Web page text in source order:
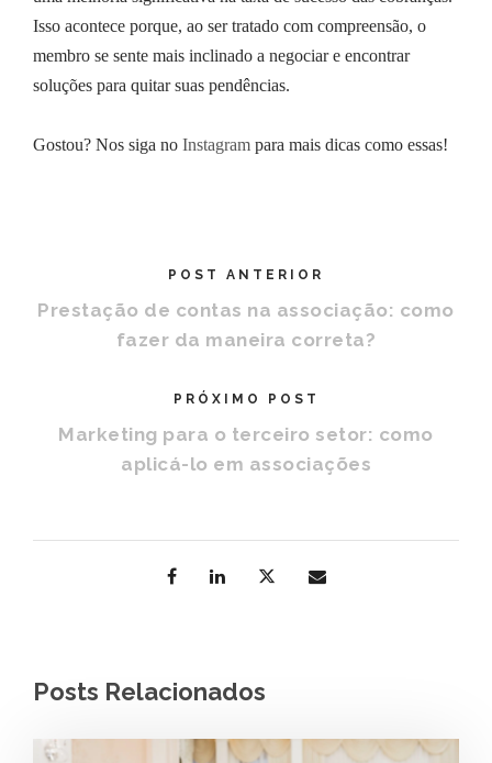
Isso acontece porque, ao ser tratado com compreensão, o
membro se sente mais inclinado a negociar e encontrar
soluções para quitar suas pendências.
Gostou? Nos siga no Instagram para mais dicas como essas!
POST ANTERIOR
Prestação de contas na associação: como
fazer da maneira correta?
PRÓXIMO POST
Marketing para o terceiro setor: como
aplicá-lo em associações
Posts Relacionados